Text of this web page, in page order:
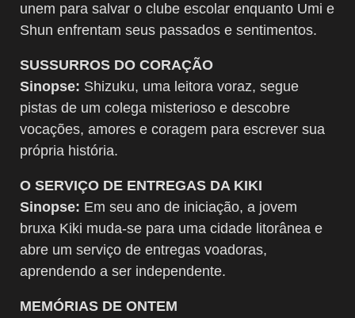
unem para salvar o clube escolar enquanto Umi e
Shun enfrentam seus passados e sentimentos.
SUSSURROS DO CORAÇÃO
Sinopse: Shizuku, uma leitora voraz, segue
pistas de um colega misterioso e descobre
vocações, amores e coragem para escrever sua
própria história.
O SERVIÇO DE ENTREGAS DA KIKI
Sinopse: Em seu ano de iniciação, a jovem
bruxa Kiki muda-se para uma cidade litorânea e
abre um serviço de entregas voadoras,
aprendendo a ser independente.
MEMÓRIAS DE ONTEM